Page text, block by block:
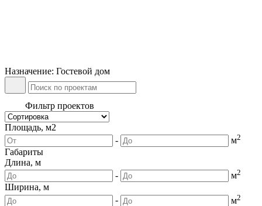
Назначение: Гостевой дом
Фильтр проектов
Площадь, м2
-
м2
Габариты
Длина, м
-
м2
Ширина, м
-
м2